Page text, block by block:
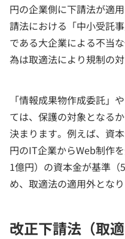
円の企業側に下請法が適
請法における「中小受託
である大企業による不当
為は取適法により規制の対
「情報成果物作成委託」
ては、保護の対象となる
決まります。例えば、資
円のIT企業からWeb制作
1億円）の資本金が基準
め、取適法の適用外となり
改正下請法（取